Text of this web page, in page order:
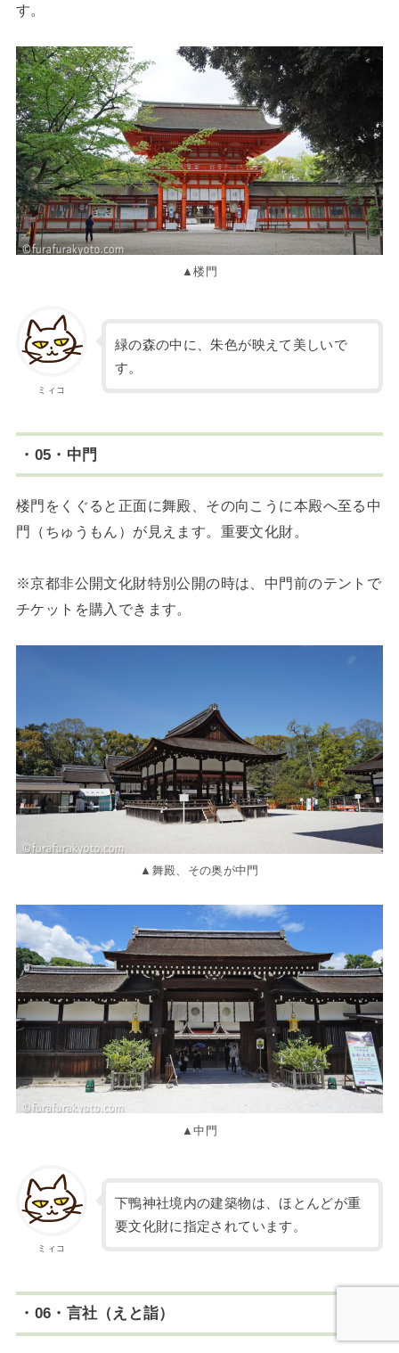
す。
▲楼門
ミィコ
緑の森の中に、朱色が映えて美しいで
す。
・05・中門
楼門をくぐると正面に舞殿、その向こうに本殿へ至る中
門（ちゅうもん）が見えます。重要文化財。
※京都非公開文化財特別公開の時は、中門前のテントで
チケットを購入できます。
▲舞殿、その奥が中門
▲中門
ミィコ
下鴨神社境内の建築物は、ほとんどが重
要文化財に指定されています。
・06・言社（えと詣）